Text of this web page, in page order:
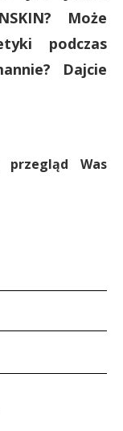
Może
podczas
Dajcie
przegląd Was